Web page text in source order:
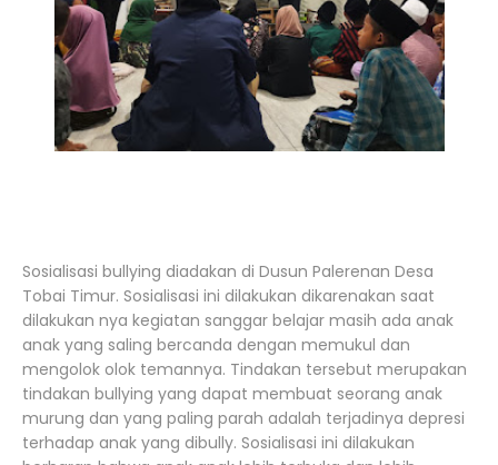
Sosialisasi bullying diadakan di Dusun Palerenan Desa
Tobai Timur. Sosialisasi ini dilakukan dikarenakan saat
dilakukan nya kegiatan sanggar belajar masih ada anak
anak yang saling bercanda dengan memukul dan
mengolok olok temannya. Tindakan tersebut merupakan
tindakan bullying yang dapat membuat seorang anak
murung dan yang paling parah adalah terjadinya depresi
terhadap anak yang dibully. Sosialisasi ini dilakukan